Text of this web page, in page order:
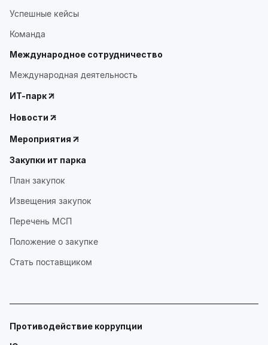
Успешные кейсы
Команда
Международное сотрудничество
Международная деятельность
ИТ-парк
Новости
Мероприятия
Закупки ит парка
План закупок
Извещения закупок
Перечень МСП
Положение о закупке
Стать поставщиком
Противодействие коррупции